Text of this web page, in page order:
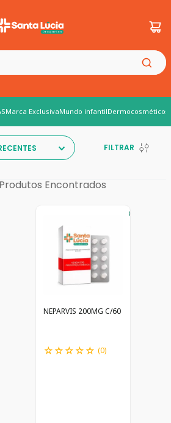
Marca ExclusivaMundo infantilDermocosméticos
FILTRAR
NEPARVIS 200MG C/60
☆☆☆☆☆ (0)